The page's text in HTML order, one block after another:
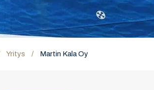
Yritys / Martin Kala Oy